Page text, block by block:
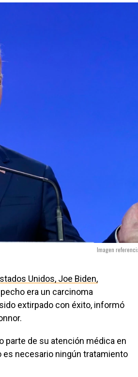
Imagen
Unidos, Joe Biden,
era un carcinoma
extirpado con éxito, informó
parte de su atención médica en
es necesario ningún tratamiento